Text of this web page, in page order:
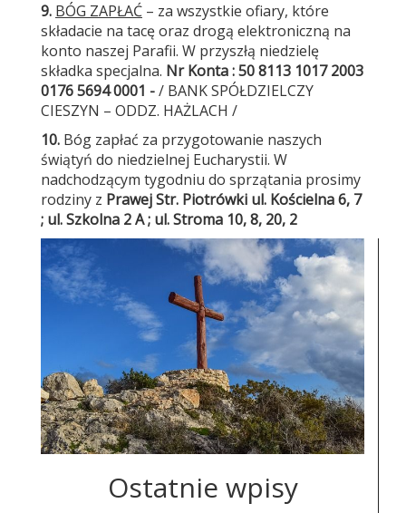
9. BÓG ZAPŁAĆ – za wszystkie ofiary, które
składacie na tacę oraz drogą elektroniczną na
konto naszej Parafii. W przyszłą niedzielę
składka specjalna. Nr Konta : 50 8113 1017 2003
0176 5694 0001 -/ BANK SPÓŁDZIELCZY
CIESZYN – ODDZ. HAŻLACH /
10. Bóg zapłać za przygotowanie naszych
świątyń do niedzielnej Eucharystii. W
nadchodzącym tygodniu do sprzątania prosimy
rodziny z Prawej Str. Piotrówki ul. Kościelna 6, 7
; ul. Szkolna 2 A ; ul. Stroma 10, 8, 20, 2
Ostatnie wpisy